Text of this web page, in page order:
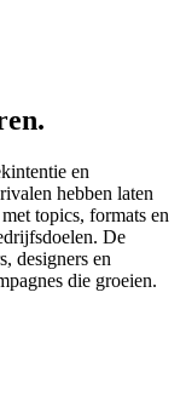
en
hebben laten
topics, formats en
De
designers en
die groeien.